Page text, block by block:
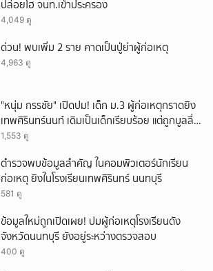
ปล่อยโฮ จนท.เข้าประครอง
4,049 ดู
ด่วน! พบเพิ่ม 2 ราย คาดเป็นปู่ย่าผู้ก่อเหตุ
4,963 ดู
"หนุ่ม กรรชัย" เปิดปม! เด็ก ม.3 ผู้ก่อเหตุกราดยิง
เทพศิรินทร์นนท์ เดิมเป็นเด็กเรียบร้อย แต่ถูกบูลลี่
หนัก คาดแรงกดดันสะสมกลายเป็นแรงแค้น จนก่อ
1,553 ดู
ตำรวจพบข้อมูลสำคัญ ในคอมพิวเตอร์นักเรียน
ก่อเหตุ ยิงในโรงเรียนเทพศิรินทร์ นนทบุรี
581 ดู
ข้อมูลใหม่ถูกเปิดเผย! ปมผู้ก่อเหตุโรงเรียนดัง
จังหวัดนนทบุรี ยังอยู่ระหว่างตรวจสอบ
400 ดู